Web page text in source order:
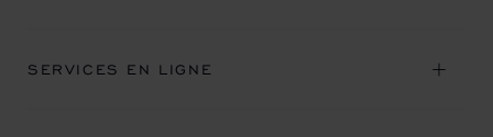
SERVICES EN LIGNE